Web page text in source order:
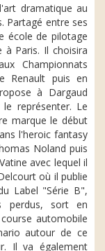
dramatique au
Partagé entre ses
école de pilotage
à Paris. Il choisira
Championnats
Renault puis en
à Dargaud
représenter. Le
marque le début
l'heroic fantasy
Noland puis
avec lequel il
où il publie
Label "Série B",
perdus, sort en
automobile
autour de ce
Il va également